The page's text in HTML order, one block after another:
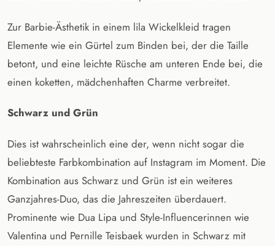
Zur Barbie-Ästhetik in einem lila Wickelkleid tragen
Elemente wie ein Gürtel zum Binden bei, der die Taille
betont, und eine leichte Rüsche am unteren Ende bei, die
einen koketten, mädchenhaften Charme verbreitet.
Schwarz und Grün
Dies ist wahrscheinlich eine der, wenn nicht sogar die
beliebteste Farbkombination auf Instagram im Moment. Die
Kombination aus Schwarz und Grün ist ein weiteres
Ganzjahres-Duo, das die Jahreszeiten überdauert.
Prominente wie Dua Lipa und Style-Influencerinnen wie
Valentina und Pernille Teisbaek wurden in Schwarz mit